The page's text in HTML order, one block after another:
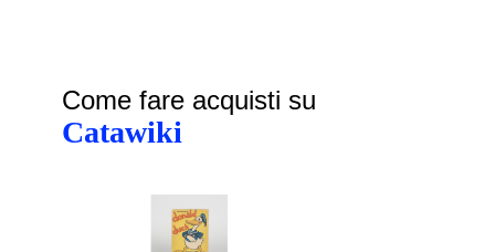
Come fare acquisti su
Catawiki